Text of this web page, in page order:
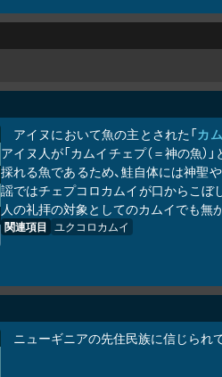
アイヌにおいて魚の主とされた「カ
アイヌ人が「カムイチェプ（＝神の魚
採れる魚であるため、鮭自体には神聖
謡ではチェプコ ロカムイが口からこぼ
人の礼拝の対象としてのカムイでも無
関連項目 ユ ク コ ロカムイ
ニューギニアの先住民族に信じられ